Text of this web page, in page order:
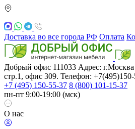
Доставка во все города РФ Оплата
Добрый офис 111033 Адрес: г.Москва
стр.1, офис 309. Телефон:
+7 (495) 150-55-37 8 (800) 101-15-37
пн-пт 9:00-19:00 (мск)
О нас